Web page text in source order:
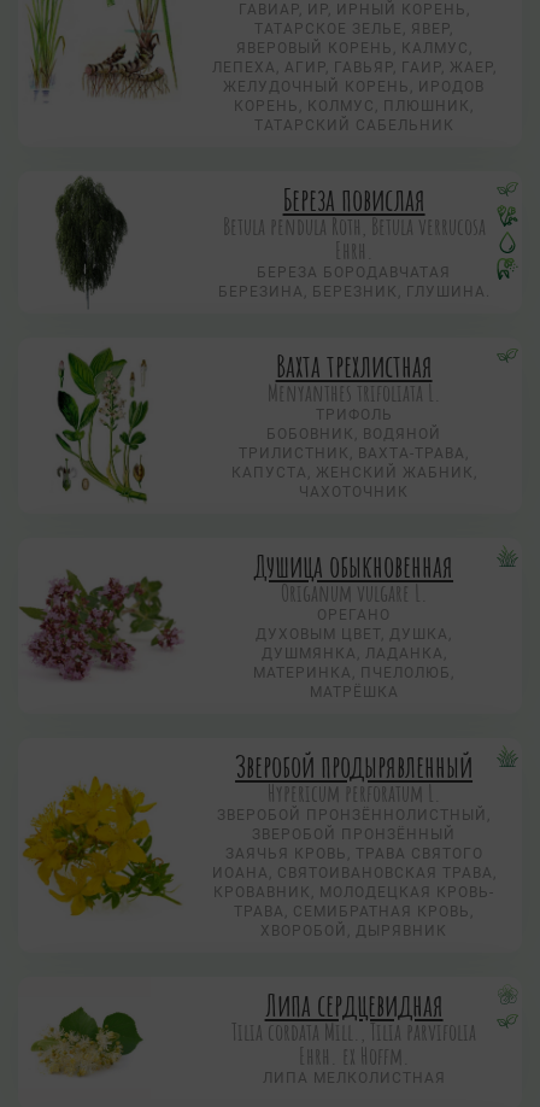
ГАВИАР, ИР, ИРНЫЙ КОРЕНЬ,
ТАТАРСКОЕ ЗЕЛЬЕ, ЯВЕР,
ЯВЕРОВЫЙ КОРЕНЬ, КАЛМУС,
ЛЕПЕХА, АГИР, ГАВЬЯР, ГАИР, ЖАЕР,
ЖЕЛУДОЧНЫЙ КОРЕНЬ, ИРОДОВ
КОРЕНЬ, КОЛМУС, ПЛЮШНИК,
ТАТАРСКИЙ САБЕЛЬНИК
Береза повислая
Betula pendula Roth, Betula verrucosa
Ehrh.
БЕРЕЗА БОРОДАВЧАТАЯ
БЕРЕЗИНА, БЕРЕЗНИК, ГЛУШИНА.
Вахта трехлистная
Menyanthes trifoliata L.
ТРИФОЛЬ
БОБОВНИК, ВОДЯНОЙ
ТРИЛИСТНИК, ВАХТА-ТРАВА,
КАПУСТА, ЖЕНСКИЙ ЖАБНИК,
ЧАХОТОЧНИК
Душица обыкновенная
Origanum vulgare L.
ОРЕГАНО
ДУХОВЫМ ЦВЕТ, ДУШКА,
ДУШМЯНКА, ЛАДАНКА,
МАТЕРИНКА, ПЧЕЛОЛЮБ,
МАТРЁШКА
Зверобой продырявленный
Hypericum perforatum L.
ЗВЕРОБОЙ ПРОНЗЁННОЛИСТНЫЙ,
ЗВЕРОБОЙ ПРОНЗЁННЫЙ
ЗАЯЧЬЯ КРОВЬ, ТРАВА СВЯТОГО
ИОАНА, СВЯТОИВАНОВСКАЯ ТРАВА,
КРОВАВНИК, МОЛОДЕЦКАЯ КРОВЬ-
ТРАВА, СЕМИБРАТНАЯ КРОВЬ,
ХВОРОБОЙ, ДЫРЯВНИК
Липа сердцевидная
Tilia cordata Mill., Tilia parvifolia
Ehrh. ex Hoffm.
ЛИПА МЕЛКОЛИСТНАЯ